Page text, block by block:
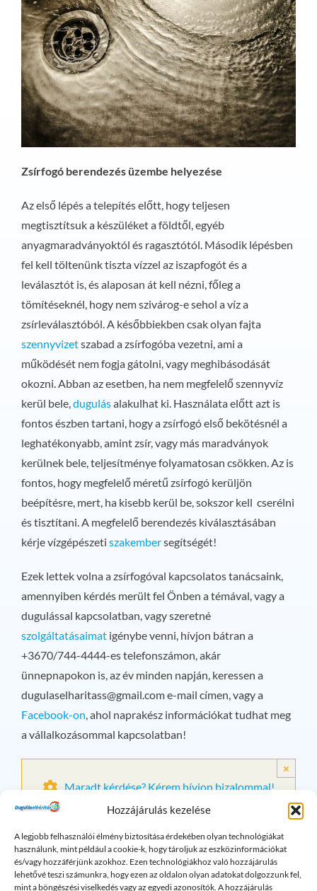
Hozzájárulás kezelése
A legjobb felhasználói élmény biztosítása érdekében olyan technológiákat
használunk, mint például a cookie-k, hogy tároljuk az eszközinformációkat
és/vagy hozzáférjünk azokhoz. Ezen technológiákhoz való hozzájárulás
lehetővé teszi számunkra, hogy ezen az oldalon olyan adatokat dolgozzunk fel,
mint a böngészési viselkedés vagy az egyedi azonosítók. A hozzájárulás
Zsírfogó berendezés üzembe helyezése
Az első lépés a telepítés előtt, hogy teljesen
megtisztítsuk a készüléket a földtől, egyéb
anyagmaradványoktól és ragasztótól. Második lépésben
fel kell töltenünk tiszta vízzel az iszapfogót és a
leválasztót is, és alaposan át kell nézni, főleg a
tömítéseknél, hogy nem szivárog-e sehol a víz a
zsírleválasztóból. A későbbiekben csak olyan fajta
szennyvizetszabad a zsírfogóba vezetni, ami a
működését nem fogja gátolni, vagy meghibásodását
okozni. Abban az esetben, ha nem megfelelő szennyvíz
kerül bele,dugulásalakulhat ki. Használata előtt azt is
fontos észben tartani, hogy a zsírfogó első bekötésnél a
leghatékonyabb, amint zsír, vagy más maradványok
kerülnek bele, teljesítménye folyamatosan csökken. Az is
fontos, hogy megfelelő méretű zsírfogó kerüljön
beépítésre, mert, ha kisebb kerül be, sokszor kell cserélni
és tisztítani. A megfelelő berendezés kiválasztásában
kérje vízgépészeti szakembersegítségét!
Ezek lettek volna a zsírfogóval kapcsolatos tanácsaink,
amennyiben kérdés merült fel Önben a témával, vagy a
dugulással kapcsolatban, vagy szeretné
szolgáltatásaimatigénybe venni, hívjon bátran a
+3670/744-4444-es telefonszámon, akár
ünnepnapokon is, az év minden napján, keressen a
dugulaselharitass@gmail.come-mail címen, vagy a
Facebook-on, ahol naprakész információkat tudhat meg
a vállalkozásommal kapcsolatban!
Maradt kérdése? Kérem hívjon bizalommal!
×
Lefolyó problémák: Gyakran
Ismételt Kérdések